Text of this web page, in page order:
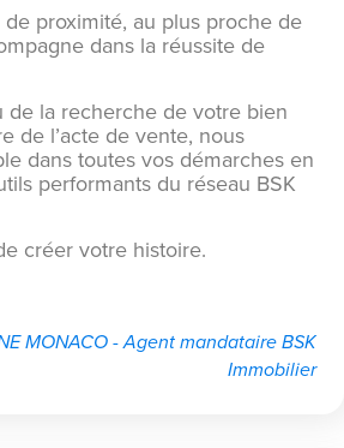
proximité, au plus proche de
dans la réussite de
de la recherche de votre bien
de l’acte de vente, nous
dans toutes vos démarches en
performants du réseau BSK
créer votre histoire.
MONACO - Agent mandataire BSK
Immobilier